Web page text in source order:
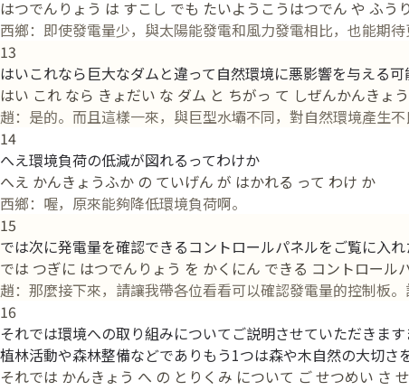
はつでんりょう は すこし でも たいようこうはつでん や ふ
西鄉：即使發電量少，與太陽能發電和風力發電相比，也能期待
13
はいこれなら巨大なダムと違って自然環境に悪影響を与える
はい これ なら きょだい な ダム と ちがっ て しぜんかんきょ
趙：是的。而且這樣一來，與巨型水壩不同，對自然環境產生
14
へえ環境負荷の低減が図れるってわけか
へえ かんきょうふか の ていげん が はかれる って わけ か
西鄉：喔，原來能夠降低環境負荷啊。
15
では次に発電量を確認できるコントロールパネルをご覧に入
では つぎに はつでんりょう を かくにん できる コントロー
趙：那麼接下來，請讓我帶各位看看可以確認發電量的控制板。
16
それでは環境への取り組みについてご説明させていただきま
植林活動や森林整備などでありもう1つは森や木自然の大切さ
それでは かんきょう へ の とりくみ について ご せつめい さ